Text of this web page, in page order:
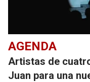
AGENDA
Artistas de
Juan para una